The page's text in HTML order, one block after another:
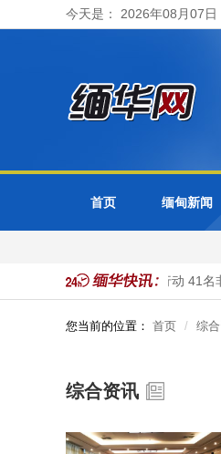
今天是： 2026年08月07日
首页 缅甸新闻
甸大其力市警方开展清网行动 41名非
您当前的位置： 首页 综
综合资讯